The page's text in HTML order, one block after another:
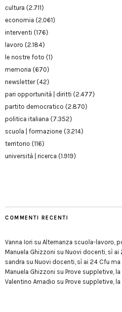
cultura (2.711)
economia (2.061)
interventi (176)
lavoro (2.184)
le nostre foto (1)
memoria (670)
newsletter(42)
pari opportunità | diritti (2.477)
partito democratico (2.870)
politica italiana (7.352)
scuola | formazione (3.214)
territorio (116)
università | ricerca (1.919)
COMMENTI RECENTI
Vanna Iori su Alternanza scuola-lavoro,
Manuela Ghizzoni su Nuovi docenti, sì ai
sandra su Nuovi docenti, sì ai 24 Cfu
Manuela Ghizzoni su Prove suppletive,
Valentino Amadio su Prove suppletive,